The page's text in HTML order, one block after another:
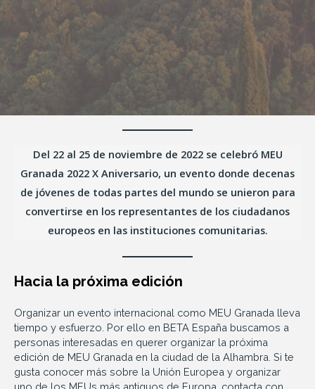
Del 22 al 25 de noviembre de 2022 se celebró MEU
Granada 2022 X Aniversario, un evento donde decenas
de jóvenes de todas partes del mundo se unieron para
convertirse en los representantes de los ciudadanos
europeos en las instituciones comunitarias.
Hacia la próxima edición
Organizar un evento internacional como MEU Granada lleva
tiempo y esfuerzo. Por ello en BETA España buscamos a
personas interesadas en querer organizar la próxima
edición de MEU Granada en la ciudad de la Alhambra. Si te
gusta conocer más sobre la Unión Europea y organizar